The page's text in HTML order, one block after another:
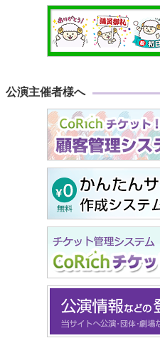
公演主催者様へ